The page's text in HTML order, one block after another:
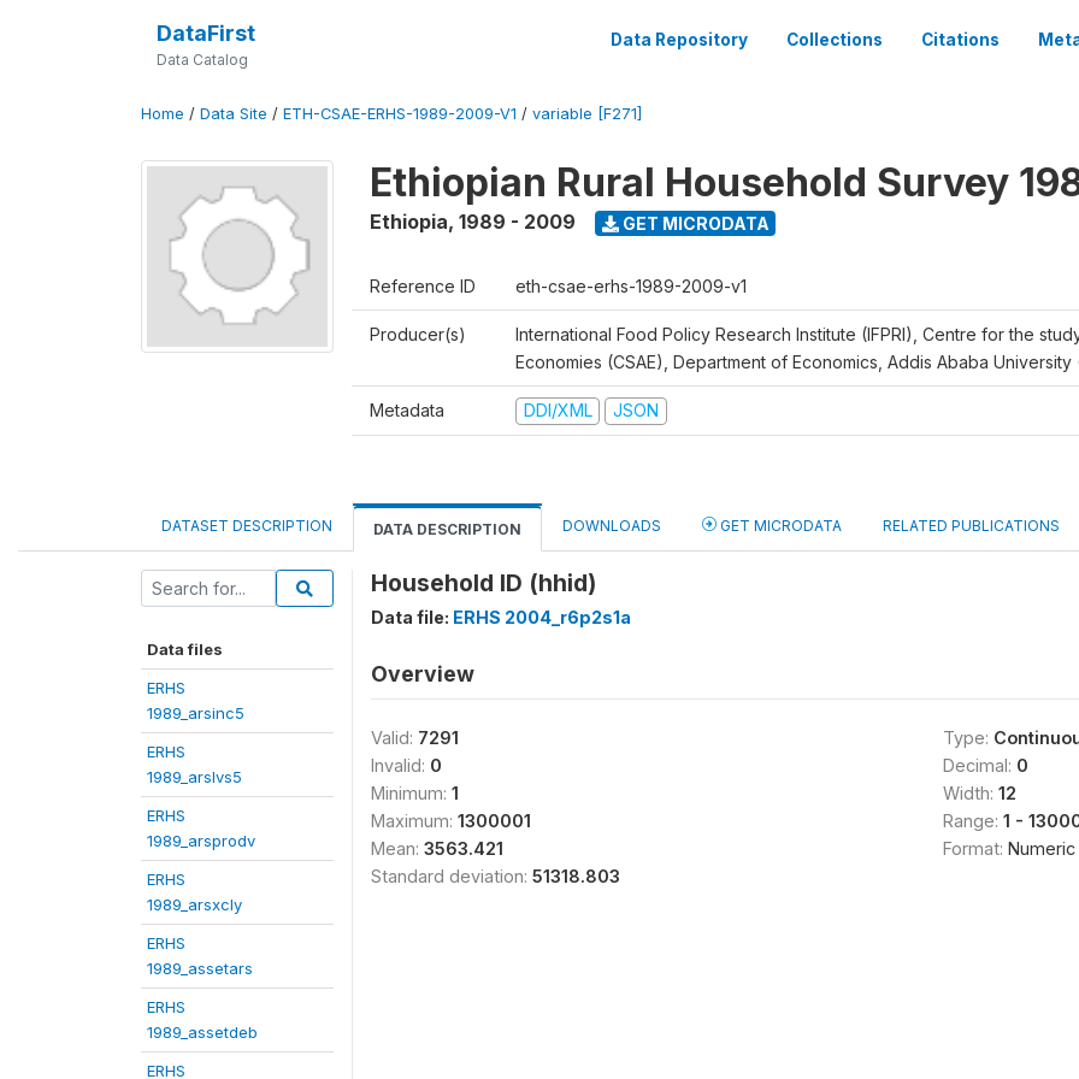
DataFirst
Data Catalog
Data Repository Collections Citations
Home / Data Site / ETH-CSAE-ERHS-1989-2009-V1 / variable [F271]
Ethiopian Rural Household Survey
Ethiopia, 1989 - 2009 GET MICRODATA
Reference ID eth-csae-erhs-1989-2009-v1
Producer(s)
International Food Policy Research Institute (IFPRI), Centre for the
Economies (CSAE), Department of Economics, Addis Ababa University
Metadata DDI/XML JSON
DATASET DESCRIPTION DATA DESCRIPTION DOWNLOADS GET MICRODATA RELATED PUBLICATIONS
Data files
ERHS
1989_arsinc5
ERHS
1989_arslvs5
ERHS
1989_arsprodv
ERHS
1989_arsxcly
ERHS
1989_assetars
ERHS
1989_assetdeb
ERHS
Household ID (hhid)
Data file: ERHS 2004_r6p2s1a
Overview
Valid: 7291
Invalid: 0
Minimum: 1
Maximum: 1300001
Mean: 3563.421
Standard deviation: 51318.803
Type:
Decimal: 0
Width: 12
Range: 1 -
Format: Numeric